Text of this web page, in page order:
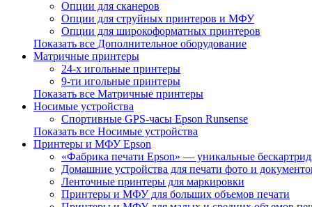
Опции для сканеров
Опции для струйных принтеров и МФУ
Опции для широкоформатных принтеров
Показать все Дополнительное оборудование
Матричные принтеры
24-х игольные принтеры
9-ти игольные принтеры
Показать все Матричные принтеры
Носимые устройства
Спортивные GPS-часы Epson Runsense
Показать все Носимые устройства
Принтеры и МФУ Epson
«Фабрика печати Epson» — уникальные
Домашние устройства для печати фото и
Ленточные принтеры для маркировки
Принтеры и МФУ для больших объемов печати